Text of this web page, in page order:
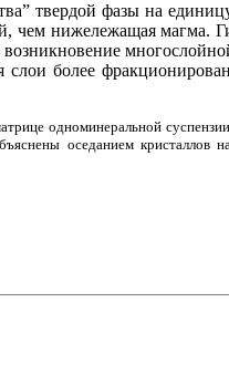
твердой фазы на
чем нижележащая магма.
слои более
одноминеральной
оседанием кристаллов